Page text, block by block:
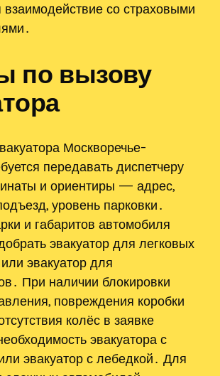
взаимодействие со страховыми
по вызову
Москворечье-
передавать диспетчеру
и ориентиры — адрес,
уровень парковки․
и габаритов автомобиля
эвакуатор для легковых
эвакуатор для
При наличии блокировки
повреждения коробки
колёс в заявке
эвакуатора с
эвакуатор с лебедкой․ Для